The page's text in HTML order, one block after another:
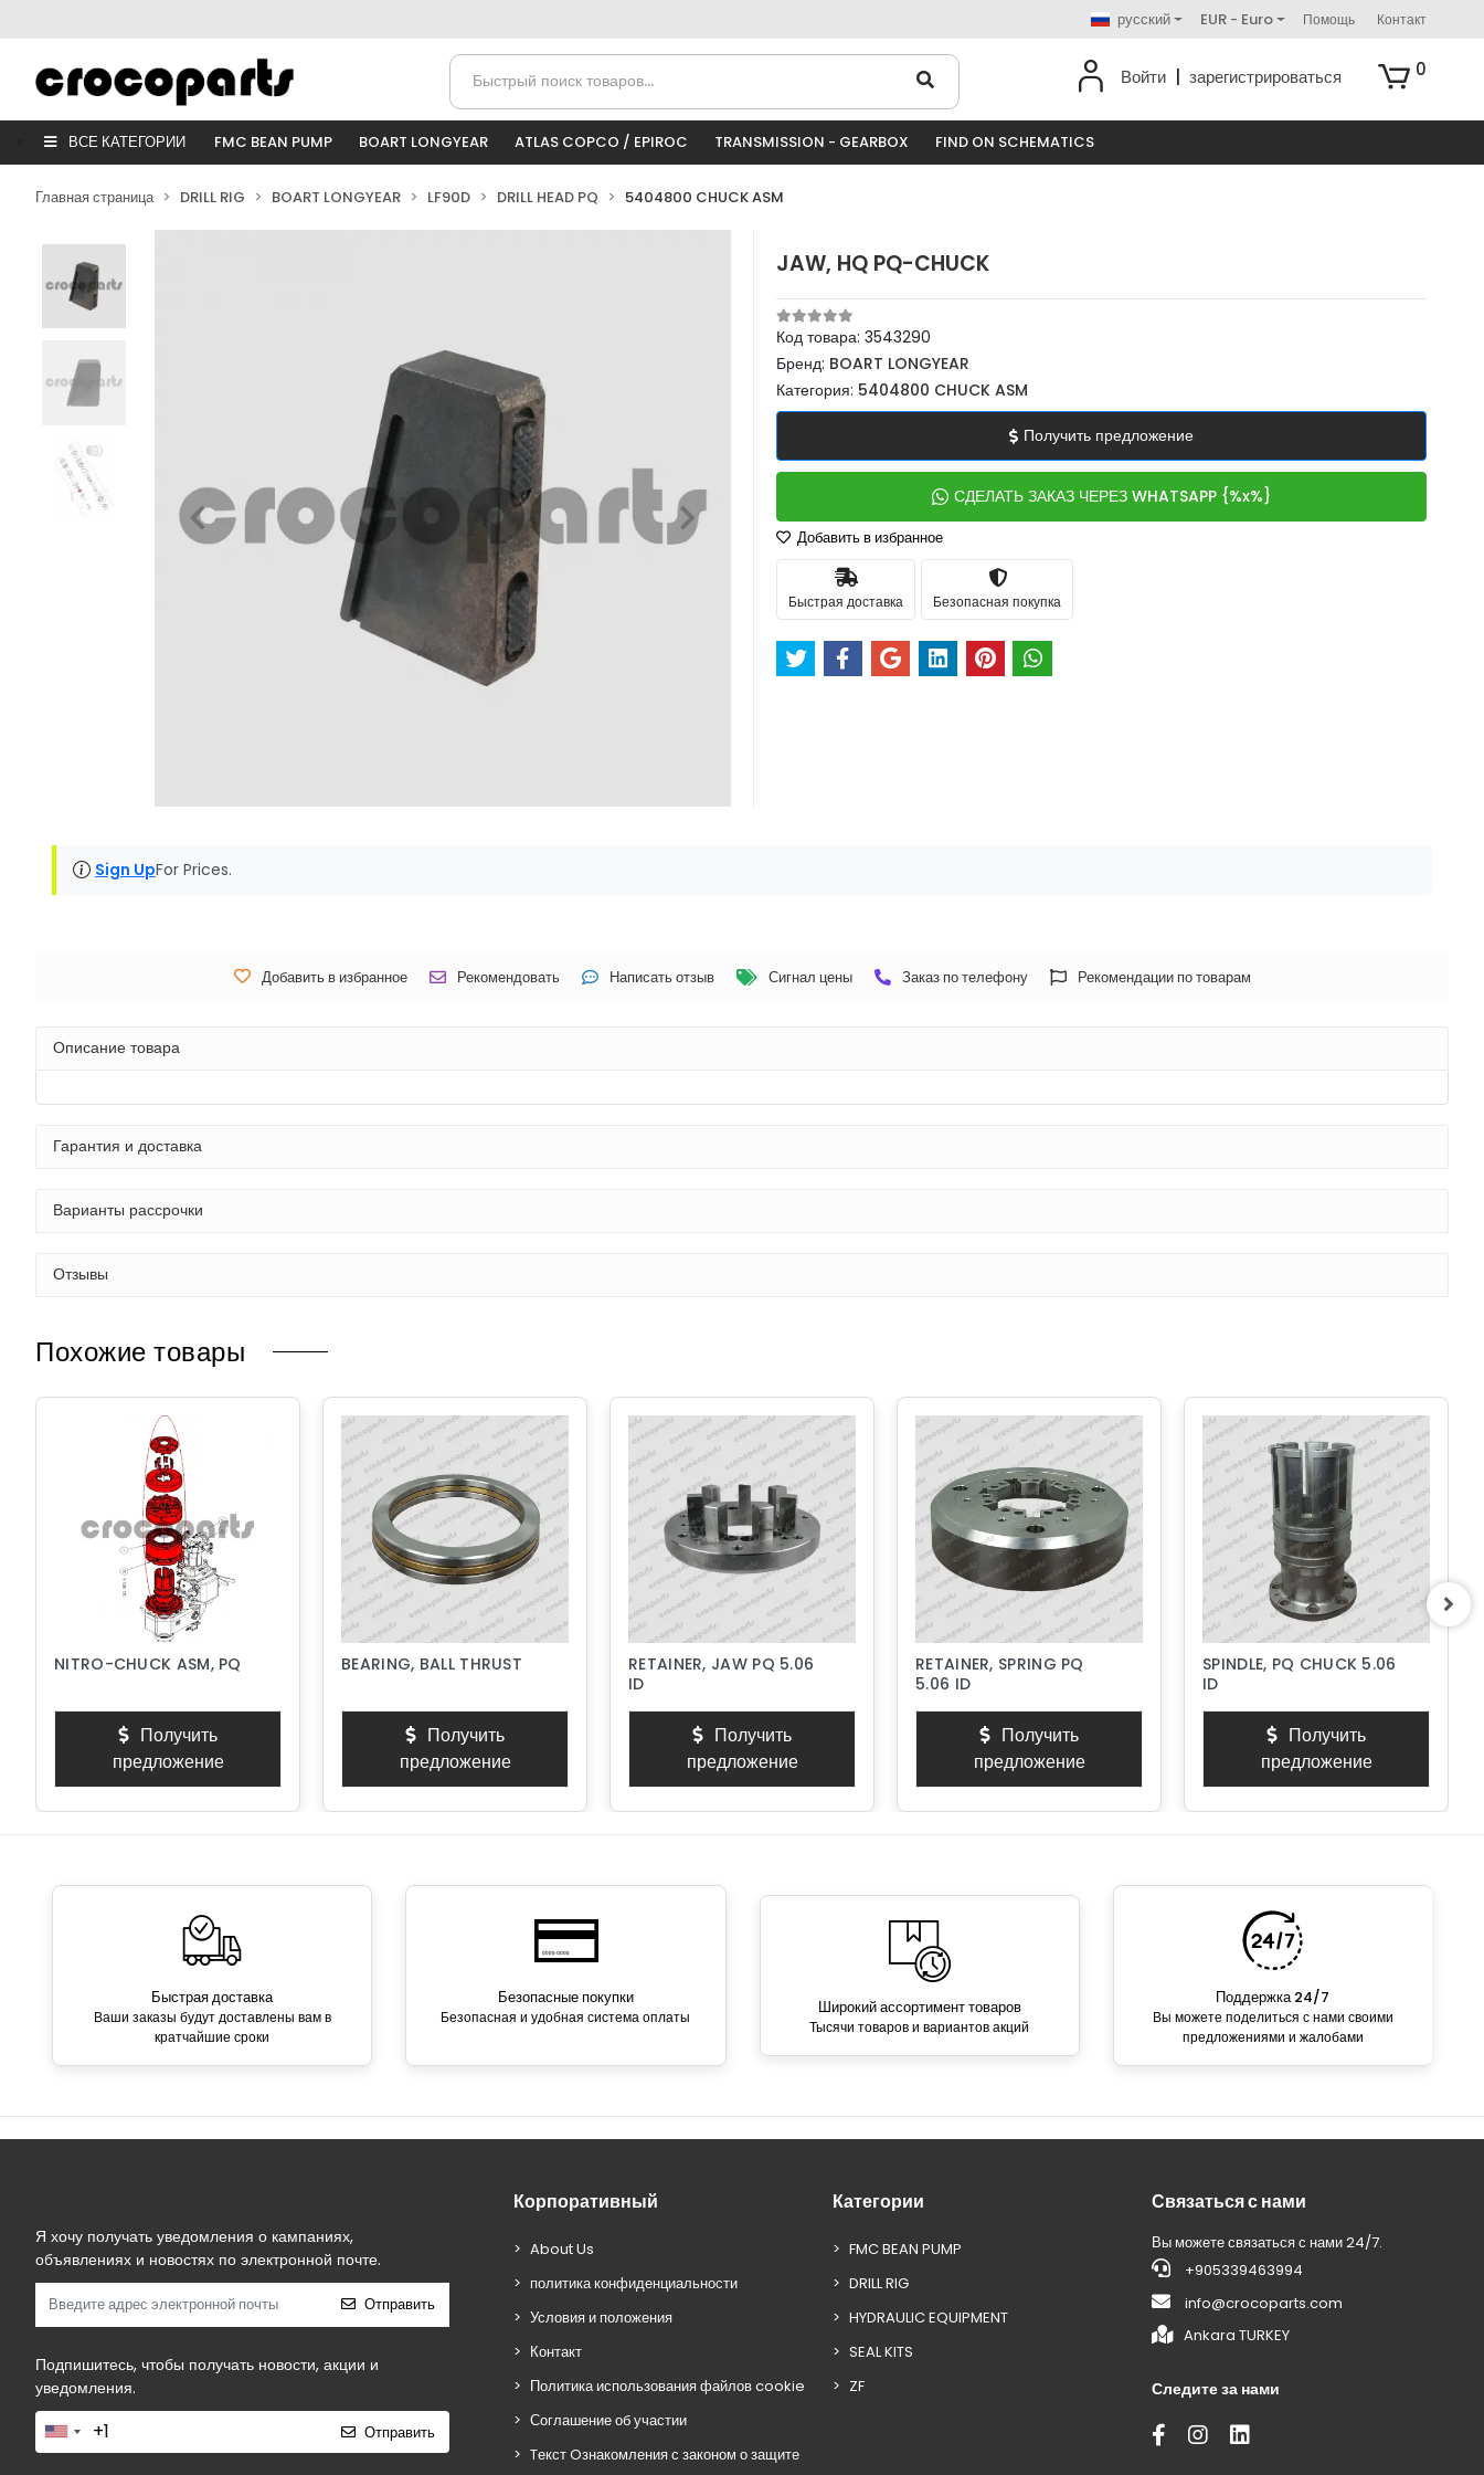
русский EUR - Euro Помощь Контакт
Войти зарегистрироваться 0
ВСЕ КАТЕГОРИИ FMC BEAN PUMP BOART LONGYEAR ATLAS COPCO / EPIROC TRANSMISSION - GEARBOX FIND ON SCHEMATICS
Главная страница DRILL RIG BOART LONGYEAR LF90D DRILL HEAD PQ 5404800 CHUCK ASM
JAW, HQ PQ-CHUCK
Код товара: 3543290
Бренд: BOART LONGYEAR
Категория: 5404800 CHUCK ASM
Получить предложение
СДЕЛАТЬ ЗАКАЗ ЧЕРЕЗ WHATSAPP {%x%}
Добавить в избранное
Быстрая доставка Безопасная покупка
Sign UpFor Prices.
Добавить в избранное Рекомендовать Написать отзыв Сигнал цены Заказ по телефону Рекомендации по товарам
Описание товара
Гарантия и доставка
Варианты рассрочки
Отзывы
Похожие товары
NITRO-CHUCK ASM, PQ
Получить
предложение
BEARING, BALL THRUST
Получить
предложение
RETAINER, JAW PQ 5.06
ID
Получить
предложение
RETAINER, SPRING PQ
5.06 ID
Получить
предложение
SPINDLE, PQ CHUCK 5.06
ID
Получить
предложение
Быстрая доставка
Ваши заказы будут доставлены вам в
кратчайшие сроки
Безопасные покупки
Безопасная и удобная система оплаты Широкий ассортимент товаров
Тысячи товаров и вариантов акций
Поддержка 24/7
Вы можете поделиться с нами своими
предложениями и жалобами
Я хочу получать уведомления о кампаниях,
объявлениях и новостях по электронной почте.
Отправить
Подпишитесь, чтобы получать новости, акции и
уведомления.
Отправить
Корпоративный
About Us
политика конфиденциальности
Условия и положения
Контакт
Политика использования файлов cookie
Соглашение об участии
Tекст Oзнакомления с законом о защите
Категории
FMC BEAN PUMP
DRILL RIG
HYDRAULIC EQUIPMENT
SEAL KITS
ZF
Связаться с нами
Вы можете связаться с нами 24/7.
+905339463994
info@crocoparts.com
Ankara TURKEY
Следите за нами